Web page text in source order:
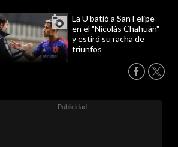
La U batió a San Felipe
en el "Nicolás Chahuán"
y estiró su racha de
triunfos